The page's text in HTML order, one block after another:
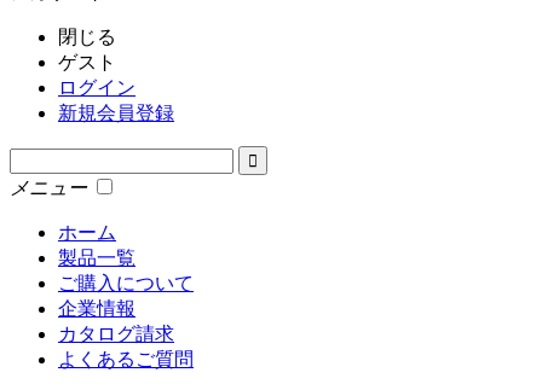
閉じる
ゲスト
ログイン
新規会員登録
メニュー
ホーム
製品一覧
ご購入について
企業情報
カタログ請求
よくあるご質問